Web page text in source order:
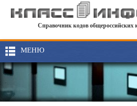
Справочник кодов общероссийских
МЕНЮ